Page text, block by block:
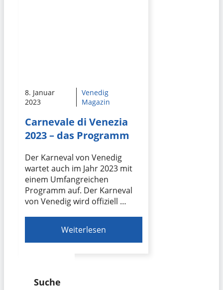
8. Januar
2023
Venedig
Magazin
Carnevale di Venezia
2023 – das Programm
Der Karneval von Venedig
wartet auch im Jahr 2023 mit
einem Umfangreichen
Programm auf. Der Karneval
von Venedig wird offiziell …
Weiterlesen
Suche